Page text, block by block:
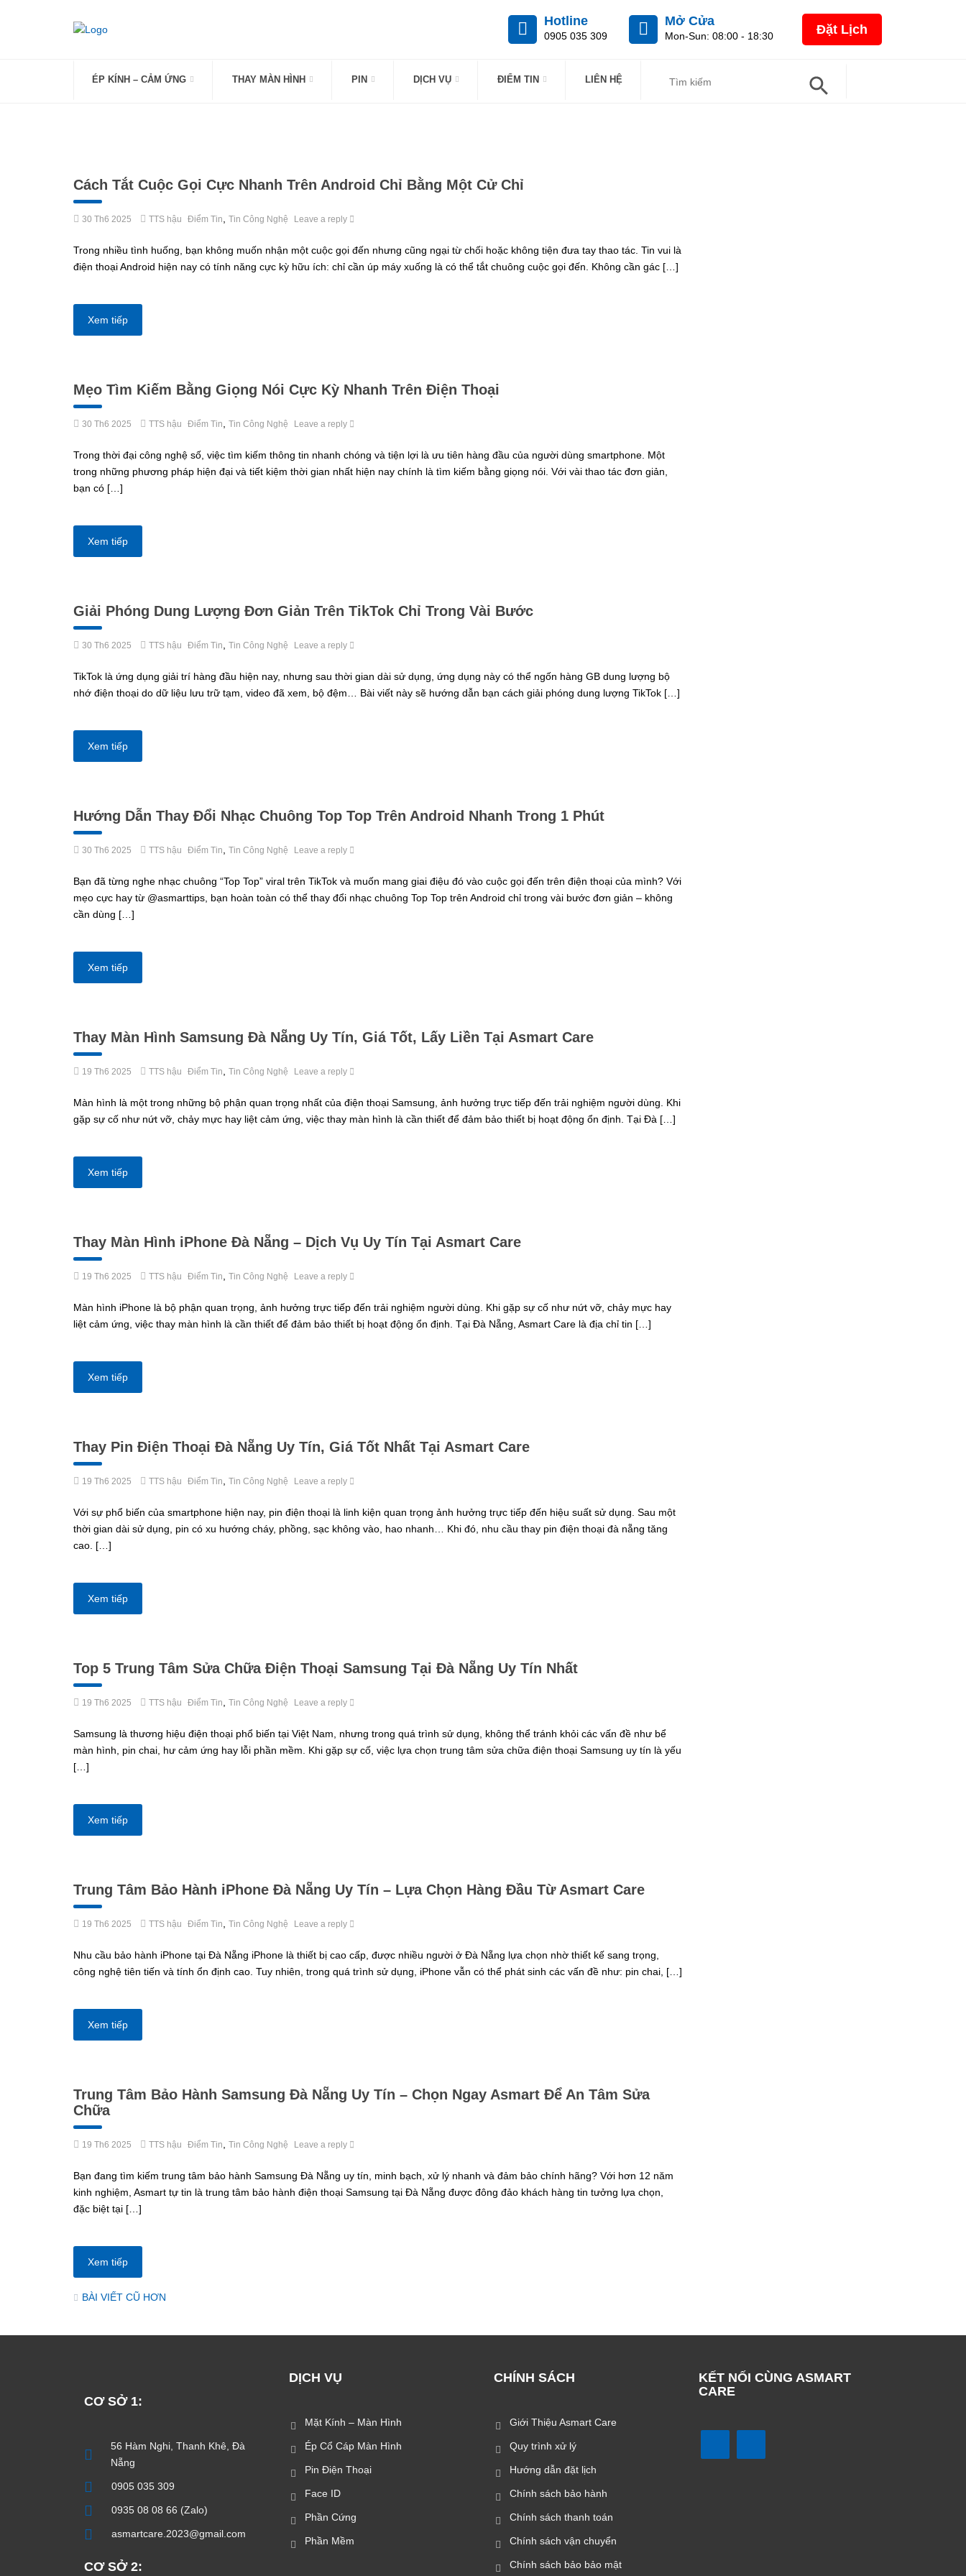
Đặt Lịch
Mở Cửa
Mon-Sun: 08:00 - 18:30
Hotline
0905 035 309
ÉP KÍNH – CẢM ỨNG THAY MÀN HÌNH PIN DỊCH VỤ ĐIỂM TIN LIÊN HỆ
For:
Cách Tắt Cuộc Gọi Cực Nhanh Trên Android Chỉ Bằng Một Cử Chỉ
30 Th6 2025 TTS hậu Điểm Tin Tin Công Nghệ Leave a reply
Trong nhiều tình huống, bạn không muốn nhận một cuộc gọi đến nhưng cũng ngại từ chối hoặc không tiện đưa tay thao tác. Tin vui là
điện thoại Android hiện nay có tính năng cực kỳ hữu ích: chỉ cần úp máy xuống là có thể tắt chuông cuộc gọi đến. Không cần gác […]
Xem tiếp
Mẹo Tìm Kiếm Bằng Giọng Nói Cực Kỳ Nhanh Trên Điện Thoại
30 Th6 2025 TTS hậu Điểm Tin Tin Công Nghệ Leave a reply
Trong thời đại công nghệ số, việc tìm kiếm thông tin nhanh chóng và tiện lợi là ưu tiên hàng đầu của người dùng smartphone. Một
trong những phương pháp hiện đại và tiết kiệm thời gian nhất hiện nay chính là tìm kiếm bằng giọng nói. Với vài thao tác đơn giản,
bạn có […]
Xem tiếp
Giải Phóng Dung Lượng Đơn Giản Trên TikTok Chỉ Trong Vài Bước
30 Th6 2025 TTS hậu Điểm Tin Tin Công Nghệ Leave a reply
TikTok là ứng dụng giải trí hàng đầu hiện nay, nhưng sau thời gian dài sử dụng, ứng dụng này có thể ngốn hàng GB dung lượng bộ
nhớ điện thoại do dữ liệu lưu trữ tạm, video đã xem, bộ đệm… Bài viết này sẽ hướng dẫn bạn cách giải phóng dung lượng TikTok […]
Xem tiếp
Hướng Dẫn Thay Đổi Nhạc Chuông Top Top Trên Android Nhanh Trong 1 Phút
30 Th6 2025 TTS hậu Điểm Tin Tin Công Nghệ Leave a reply
Bạn đã từng nghe nhạc chuông “Top Top” viral trên TikTok và muốn mang giai điệu đó vào cuộc gọi đến trên điện thoại của mình? Với
mẹo cực hay từ @asmarttips, bạn hoàn toàn có thể thay đổi nhạc chuông Top Top trên Android chỉ trong vài bước đơn giản – không
cần dùng […]
Xem tiếp
Thay Màn Hình Samsung Đà Nẵng Uy Tín, Giá Tốt, Lấy Liền Tại Asmart Care
19 Th6 2025 TTS hậu Điểm Tin Tin Công Nghệ Leave a reply
Màn hình là một trong những bộ phận quan trọng nhất của điện thoại Samsung, ảnh hưởng trực tiếp đến trải nghiệm người dùng. Khi
gặp sự cố như nứt vỡ, chảy mực hay liệt cảm ứng, việc thay màn hình là cần thiết để đảm bảo thiết bị hoạt động ổn định. Tại Đà […]
Xem tiếp
Thay Màn Hình iPhone Đà Nẵng – Dịch Vụ Uy Tín Tại Asmart Care
19 Th6 2025 TTS hậu Điểm Tin Tin Công Nghệ Leave a reply
Màn hình iPhone là bộ phận quan trọng, ảnh hưởng trực tiếp đến trải nghiệm người dùng. Khi gặp sự cố như nứt vỡ, chảy mực hay
liệt cảm ứng, việc thay màn hình là cần thiết để đảm bảo thiết bị hoạt động ổn định. Tại Đà Nẵng, Asmart Care là địa chỉ tin […]
Xem tiếp
Thay Pin Điện Thoại Đà Nẵng Uy Tín, Giá Tốt Nhất Tại Asmart Care
19 Th6 2025 TTS hậu Điểm Tin Tin Công Nghệ Leave a reply
Với sự phổ biến của smartphone hiện nay, pin điện thoại là linh kiện quan trọng ảnh hưởng trực tiếp đến hiệu suất sử dụng. Sau một
thời gian dài sử dụng, pin có xu hướng cháy, phồng, sạc không vào, hao nhanh… Khi đó, nhu cầu thay pin điện thoại đà nẵng tăng
cao. […]
Xem tiếp
Top 5 Trung Tâm Sửa Chữa Điện Thoại Samsung Tại Đà Nẵng Uy Tín Nhất
19 Th6 2025 TTS hậu Điểm Tin Tin Công Nghệ Leave a reply
Samsung là thương hiệu điện thoại phổ biến tại Việt Nam, nhưng trong quá trình sử dụng, không thể tránh khỏi các vấn đề như bể
màn hình, pin chai, hư cảm ứng hay lỗi phần mềm. Khi gặp sự cố, việc lựa chọn trung tâm sửa chữa điện thoại Samsung uy tín là yếu
[…]
Xem tiếp
Trung Tâm Bảo Hành iPhone Đà Nẵng Uy Tín – Lựa Chọn Hàng Đầu Từ Asmart Care
19 Th6 2025 TTS hậu Điểm Tin Tin Công Nghệ Leave a reply
Nhu cầu bảo hành iPhone tại Đà Nẵng iPhone là thiết bị cao cấp, được nhiều người ở Đà Nẵng lựa chọn nhờ thiết kế sang trọng,
công nghệ tiên tiến và tính ổn định cao. Tuy nhiên, trong quá trình sử dụng, iPhone vẫn có thể phát sinh các vấn đề như: pin chai, […]
Xem tiếp
Trung Tâm Bảo Hành Samsung Đà Nẵng Uy Tín – Chọn Ngay Asmart Để An Tâm Sửa
Chữa
19 Th6 2025 TTS hậu Điểm Tin Tin Công Nghệ Leave a reply
Bạn đang tìm kiếm trung tâm bảo hành Samsung Đà Nẵng uy tín, minh bạch, xử lý nhanh và đảm bảo chính hãng? Với hơn 12 năm
kinh nghiệm, Asmart tự tin là trung tâm bảo hành điện thoại Samsung tại Đà Nẵng được đông đảo khách hàng tin tưởng lựa chọn,
đặc biệt tại […]
Xem tiếp
Điều
viết
BÀI VIẾT CŨ HƠN
CƠ SỞ 1:
56 Hàm Nghi, Thanh Khê, Đà
Nẵng
0905 035 309
0935 08 08 66 (Zalo)
asmartcare.2023@gmail.com
CƠ SỞ 2:
DỊCH VỤ
Mặt Kính – Màn Hình
Ép Cổ Cáp Màn Hình
Pin Điện Thoại
Face ID
Phần Cứng
Phần Mềm
CHÍNH SÁCH
Giới Thiệu Asmart Care
Quy trình xử lý
Hướng dẫn đặt lịch
Chính sách bảo hành
Chính sách thanh toán
Chính sách vận chuyển
Chính sách bảo bảo mật
KẾT NỐI CÙNG ASMART
CARE